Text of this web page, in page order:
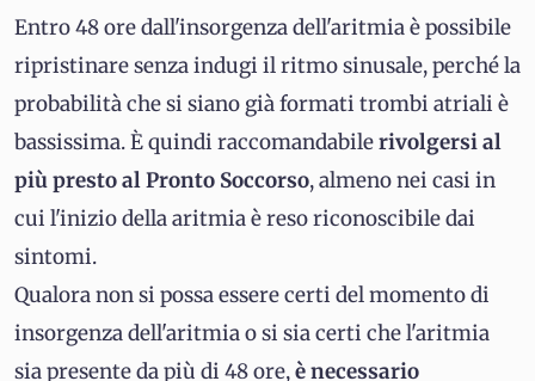
Entro 48 ore dall'insorgenza dell'aritmia è possibile
ripristinare senza indugi il ritmo sinusale, perché la
probabilità che si siano già formati trombi atriali è
bassissima. È quindi raccomandabilerivolgersi al
più presto al Pronto Soccorso, almeno nei casi in
cui l'inizio della aritmia è reso riconoscibile dai
sintomi.
Qualora non si possa essere certi del momento di
insorgenza dell'aritmia o si sia certi che l'aritmia
sia presente da più di 48 ore,è necessario